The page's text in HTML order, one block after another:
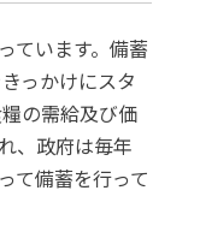
ています。備蓄
っかけにスタ
の需給及び価
、政府は毎年
て備蓄を行って